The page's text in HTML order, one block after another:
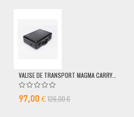
VALISE DE TRANSPORT MAGMA CARRY...
97,00 €126,00 €